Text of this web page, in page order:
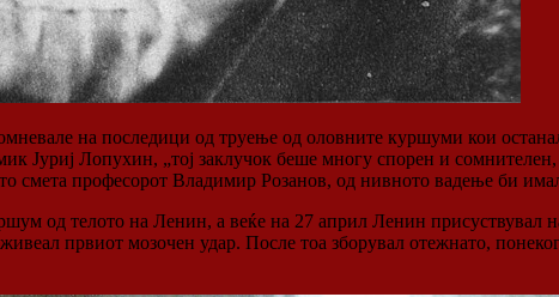
на последици од труење од оловните куршуми кои
Јуриј Лопухин, „тој заклучок беше многу спорен и
смета професорот Владимир Розанов, од нивното вадење би
од телото на Ленин, а веќе на 27 април Ленин присуствувал
првиот мозочен удар. После тоа зборувал отежнато,